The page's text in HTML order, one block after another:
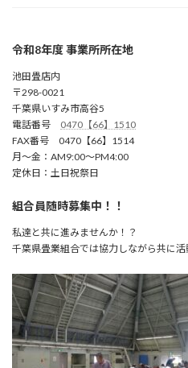
令和8年度 事業所所在地
池田畳店内
〒298-0021
千葉県いすみ市高谷5
電話番号 0470【66】1510
FAX番号 0470【66】1514
月～金：AM9:00～PM4:00
定休日：土日祝祭日
組合員随時募集中！！
私達と共に進みませんか！？
千葉県畳業組合では協力しながら共に